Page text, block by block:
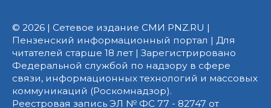
© 2026 | Сетевое издание СМИ PNZ.RU |
Пензенский информационный портал | Для
читателей старше 18 лет | Зарегистрировано
Федеральной службой по надзору в сфере
связи, информационных технологий и массовых
коммуникаций (Роскомнадзор).
Реестровая запись ЭЛ № ФС 77 - 82747 от